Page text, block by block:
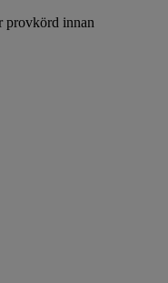
provkörd innan